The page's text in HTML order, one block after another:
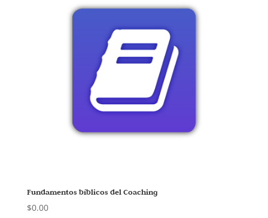
Fundamentos bíblicos del Coaching
$0.00